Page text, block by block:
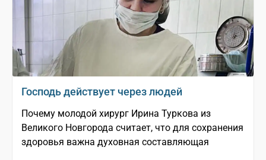
Господь действует через людей
Почему молодой хирург Ирина Туркова из
Великого Новгорода считает, что для сохранения
здоровья важна духовная составляющая